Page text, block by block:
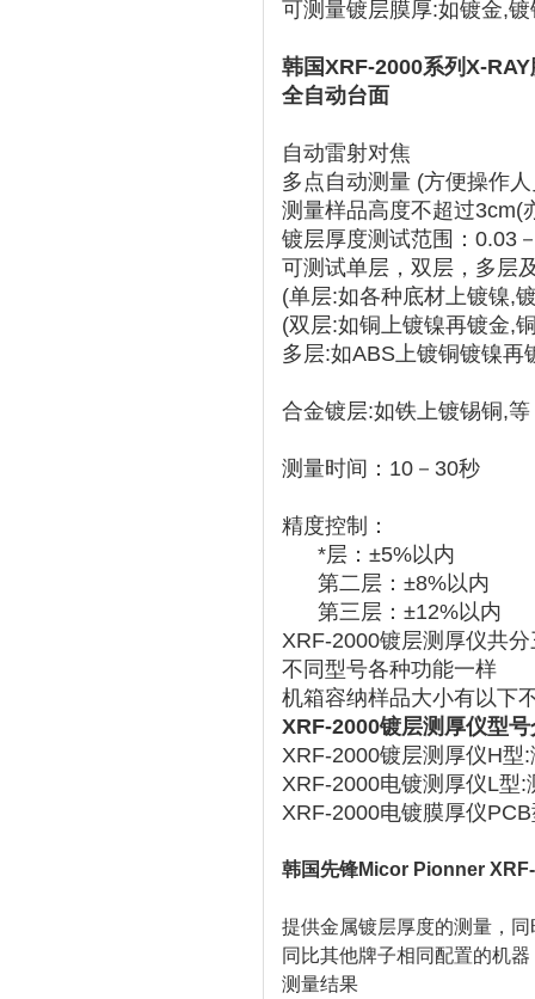
可测量镀层膜厚:如镀金,
韩国XRF-2000系列X-
全自动台面
自动雷射对焦
多点自动测量 (方便操作
测量样品高度不超过3cm(
镀层厚度测试范围：0.03
可测试单层，双层，多层
(单层:如各种底材上镀镍,
(双层:如铜上镀镍再镀金,
多层:如ABS上镀铜镀镍再
合金镀层:如铁上镀锡铜,等
测量时间：10－30秒
精度控制：
*层：±5%以内
第二层：±8%以内
第三层：±12%以内
XRF-2000镀层测厚仪共
不同型号各种功能一样
机箱容纳样品大小有以下
XRF-2000镀层测厚仪型号
XRF-2000镀层测厚仪H型
XRF-2000电镀测厚仪L型
XRF-2000电镀膜厚仪
韩国先锋Micor Pionner
提供金属镀层厚度的测量，
同比其他牌子相同配置的机
测量结果